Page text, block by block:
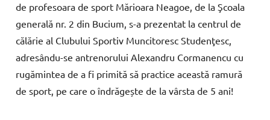
de profesoaradesport Mărioara Neagoe,de laŞcoala
generală nr. 2din Bucium,s-a prezentat la centrulde
călărieal ClubuluiSportiv MuncitorescStudenţesc,
adresându-seantrenorului Alexandru Cormanencu cu
rugămintea de a fi primită să practice această ramură
de sport, pe care o îndrăgește de la vârsta de 5 ani!